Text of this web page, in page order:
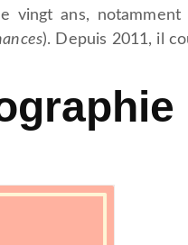
vingt ans,
). Depuis 2011, il